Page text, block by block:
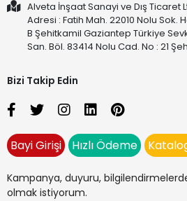
Alveta İnşaat Sanayi ve Dış Ticaret
Adresi : Fatih Mah. 22010 Nolu Sok.
B Şehitkamil Gaziantep Türkiye
San. Böl. 83414 Nolu Cad. No : 21
Bizi Takip Edin
Bayi Girişi Hızlı Ödeme
Kampanya, duyuru,
olmak istiyorum.